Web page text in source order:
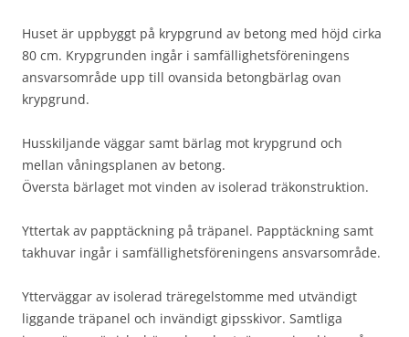
Huset är uppbyggt på krypgrund av betong med höjd cirka
80 cm. Krypgrunden ingår i samfällighetsföreningens
ansvarsområde upp till ovansida betongbärlag ovan
krypgrund.
Husskiljande väggar samt bärlag mot krypgrund och
mellan våningsplanen av betong.
Översta bärlaget mot vinden av isolerad träkonstruktion.
Yttertak av papptäckning på träpanel. Papptäckning samt
takhuvar ingår i samfällighetsföreningens ansvarsområde.
Ytterväggar av isolerad träregelstomme med utvändigt
liggande träpanel och invändigt gipsskivor. Samtliga